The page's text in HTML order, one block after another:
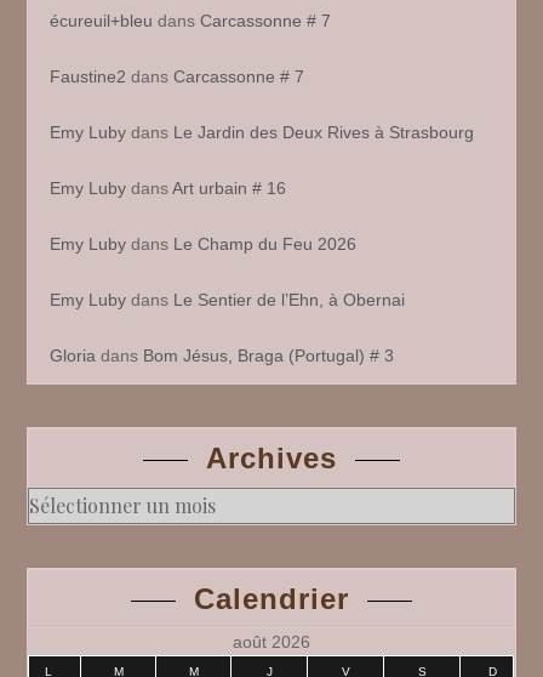
écureuil+bleu dansCarcassonne # 7
Faustine2 dansCarcassonne # 7
Emy Luby dans Le Jardin des Deux Rives à Strasbourg
Emy Luby dansArt urbain # 16
Emy Luby dans Le Champ du Feu 2026
Emy Luby dans Le Sentier de l’Ehn, à Obernai
Gloria dans Bom Jésus, Braga (Portugal) # 3
Archives
Archives
Calendrier
août 2026
L M M J V S D